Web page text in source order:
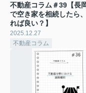
不動産コラム＃39【長
で空き家を相続したら
れば良い？】
2025.12.27
不動産コラム